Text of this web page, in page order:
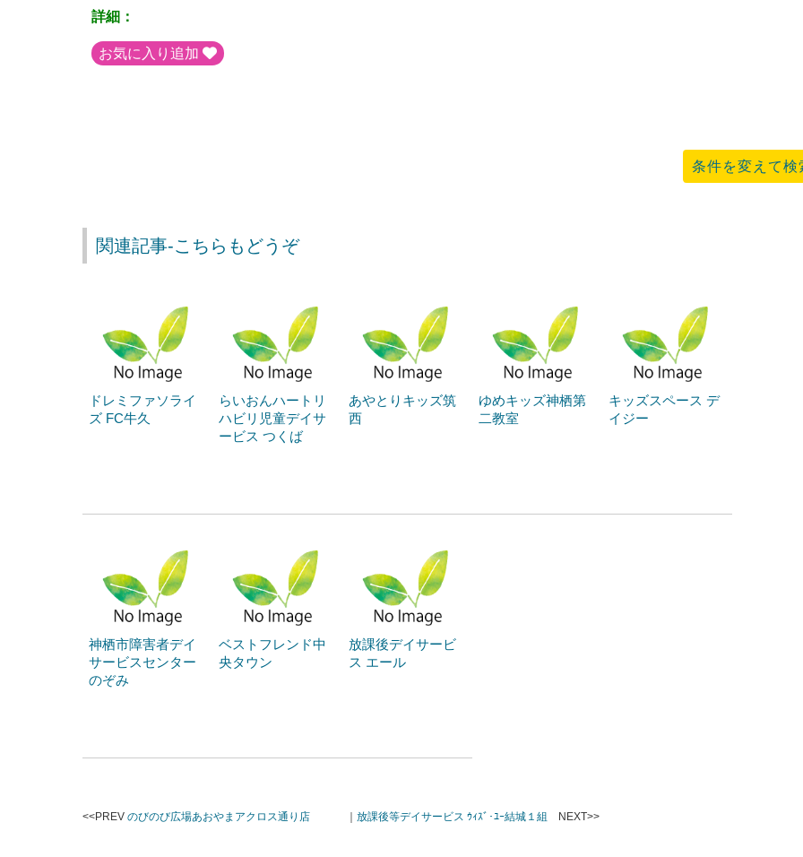
詳細：
お気に入り追加
条件を変えて検
関連記事-こちらもどうぞ
ドレミファソライ
ズ FC牛久
らいおんハートリ
ハビリ児童デイサ
ービス つくば
あやとりキッズ筑
西
ゆめキッズ神栖第
二教室
キッズスペース デ
イジー
神栖市障害者デイ
サービスセンター
のぞみ
ベストフレンド中
央タウン
放課後デイサービ
ス エール
<<PREV のびのび広場あおやまアクロス通り店 ｜ 放課後等デイサービス ｳｨｽﾞ･ﾕｰ結城１組 NEXT>>